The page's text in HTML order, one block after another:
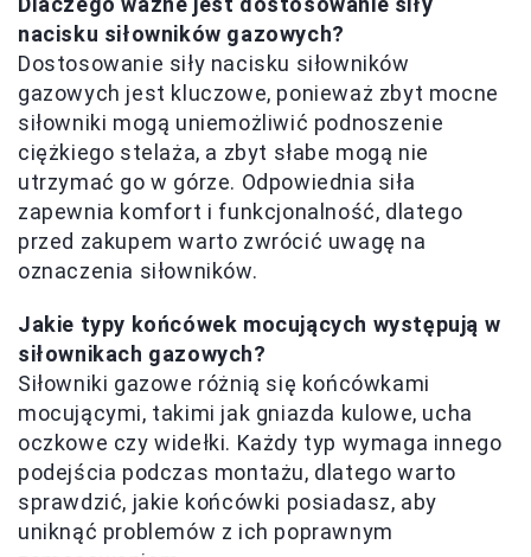
nacisku siłowników gazowych?
Dostosowanie siły nacisku siłowników
gazowych jest kluczowe, ponieważ zbyt mocne
siłowniki mogą uniemożliwić podnoszenie
ciężkiego stelaża, a zbyt słabe mogą nie
utrzymać go w górze. Odpowiednia siła
zapewnia komfort i funkcjonalność, dlatego
przed zakupem warto zwrócić uwagę na
oznaczenia siłowników.
Jakie typy końcówek mocujących występują w
siłownikach gazowych?
Siłowniki gazowe różnią się końcówkami
mocującymi, takimi jak gniazda kulowe, ucha
oczkowe czy widełki. Każdy typ wymaga innego
podejścia podczas montażu, dlatego warto
sprawdzić, jakie końcówki posiadasz, aby
uniknąć problemów z ich poprawnym